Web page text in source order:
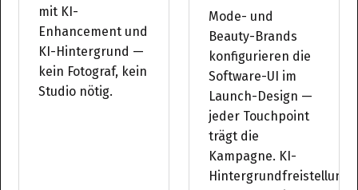
mit KI-
Enhancement und
KI-Hintergrund —
kein Fotograf, kein
Studio nötig.
Mode- und
Beauty-Brands
konfigurieren die
Software-UI im
Launch-Design —
jeder Touchpoint
trägt die
Kampagne. KI-
Hintergrundfreistellung